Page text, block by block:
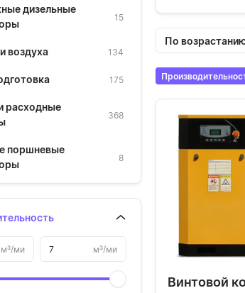
дизельные
15
воздуха 134
175
расходные
368
поршневые
8
м³/ми м³/ми
По
Винтовой